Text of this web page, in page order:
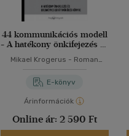
44 kommunikációs modell
- A hatékony önkifejezés és
együttműködés könyve
Mikael Krogerus - Roman
E-könyv
Árinformációk
Online ár: 2 590 Ft